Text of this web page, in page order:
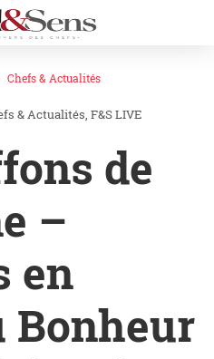
Chefs & Actualités
& Actualités F&S LIVE
de
–
en
Bonheur